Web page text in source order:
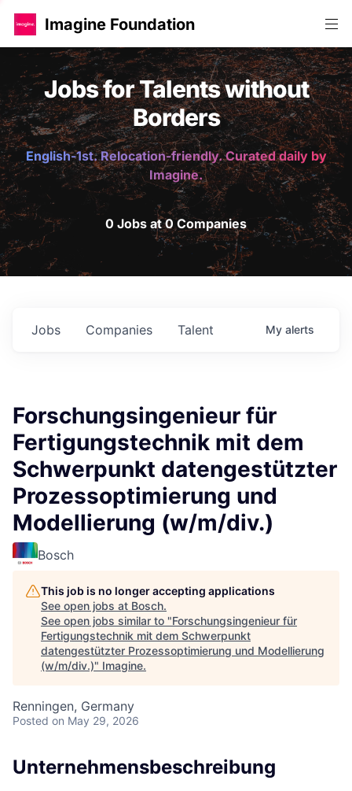
Imagine Foundation
Jobs for Talents without
Borders
English-1st. Relocation-friendly. Curated daily by
Imagine.
0 Jobs at 0 Companies
Jobs Companies Talent My alerts
Forschungsingenieur für
Fertigungstechnik mit dem
Schwerpunkt datengestützter
Prozessoptimierung und
Modellierung (w/m/div.)
Bosch
This job is no longer accepting applications
See open jobs at Bosch.
See open jobs similar to "Forschungsingenieur für
Fertigungstechnik mit dem Schwerpunkt
datengestützter Prozessoptimierung und Modellierung
(w/m/div.)" Imagine.
Renningen, Germany
Posted on May 29, 2026
Unternehmensbeschreibung